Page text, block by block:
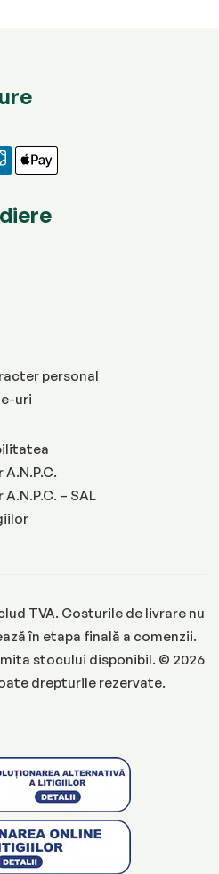
personal
uri
– SAL
TVA. Costurile de livrare nu
în etapa finală a comenzii.
stocului disponibil. © 2026
drepturile rezervate.